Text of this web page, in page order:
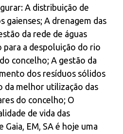
A distribuição de
gaienses; A drenagem das
da rede de águas
a despoluição do rio
concelho; A gestão da
dos resíduos sólidos
da melhor utilização das
do concelho; O
de vida das
Gaia, EM, SA é hoje uma